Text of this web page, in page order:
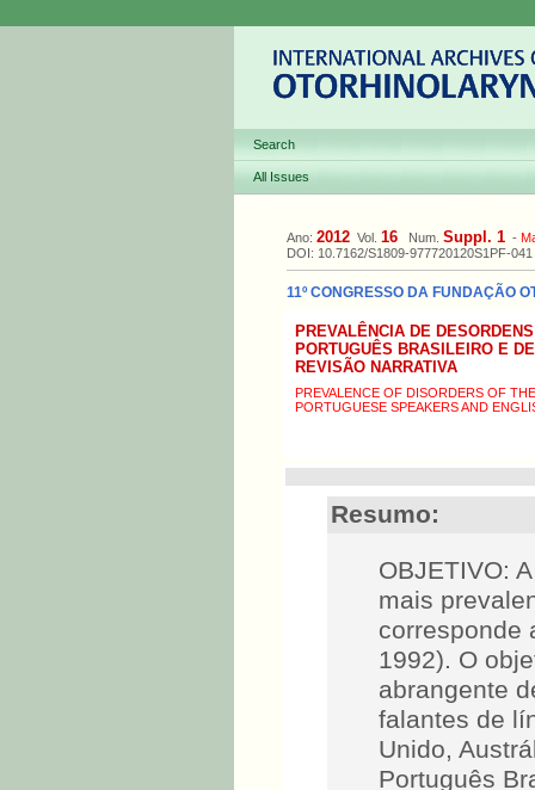
Search
All Issues
Ano: 2012 Vol. 16 Num. Suppl. 1 -
DOI: 10.7162/S1809-977720120S1PF-041
11º CONGRESSO DA FUNDAÇÃO
PREVALÊNCIA DE
PORTUGUÊS BRASILEIRO E
REVISÃO NARRATIVA
PREVALENCE OF DISORDERS OF
PORTUGUESE SPEAKERS AND
Resumo:
OBJETIVO:
mais
corresponde
1992). O
abrangente
falantes de
Unido,
Português